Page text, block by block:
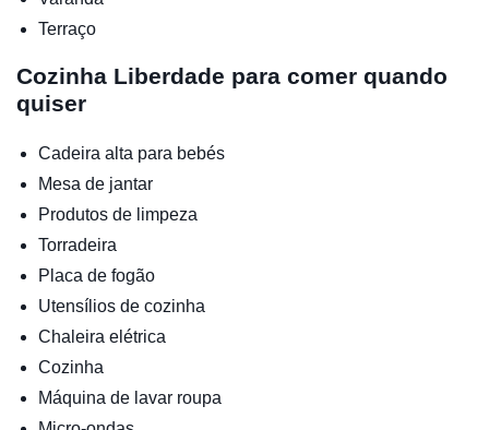
Terraço
Cozinha Liberdade para comer quando
quiser
Cadeira alta para bebés
Mesa de jantar
Produtos de limpeza
Torradeira
Placa de fogão
Utensílios de cozinha
Chaleira elétrica
Cozinha
Máquina de lavar roupa